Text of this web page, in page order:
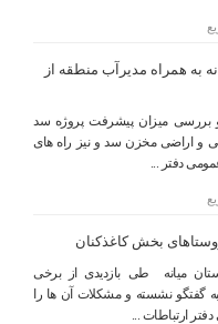
به همراه مدیرآب منطقه از
بررسی میزان پیشرفت پروژه سد
و اراضی مخزن سد و نیز راه های
دفتر ...
روستاهای بخش کاغذکنان
میانه طی بازدیدی از برخی
گفتگو نشسته و مشکلات آن ها را
ارتباطات ...